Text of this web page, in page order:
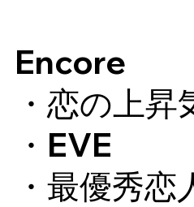
Encore
・恋の上昇
・EVE
・最優秀恋